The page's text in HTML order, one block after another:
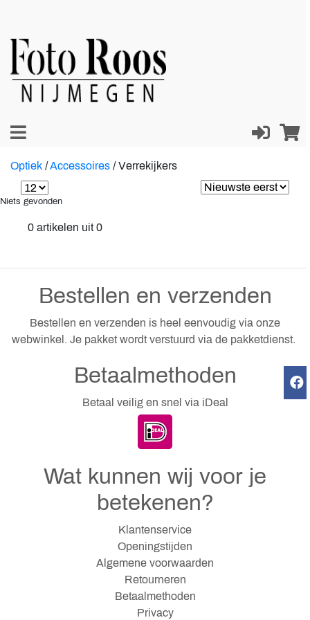
Optiek /Accessoires /Verrekijkers
Niets gevonden
0 artikelen uit 0
Bestellen en verzenden
Bestellen en verzenden is heel eenvoudig via onze
webwinkel. Je pakket wordt verstuurd via de pakketdienst.
Betaalmethoden
Betaal veilig en snel via iDeal
Wat kunnen wij voor je
betekenen?
Klantenservice
Openingstijden
Algemene voorwaarden
Retourneren
Betaalmethoden
Privacy